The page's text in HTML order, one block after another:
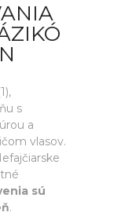
s
a
vlasov.
sú
.